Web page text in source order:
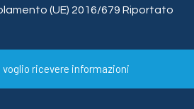
(UE) 2016/679 Riportato
voglio ricevere informazioni